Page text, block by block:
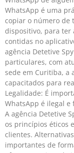
WhatsApp é uma
copiar o número de
dispositivo, para ter
contidas no
agência Detetive
particulares, com
sede em Curitiba, a
capacitados para
Legalidade: É
WhatsApp é ilegal
A agência Detetive
os princípios éticos
clientes.
importantes de